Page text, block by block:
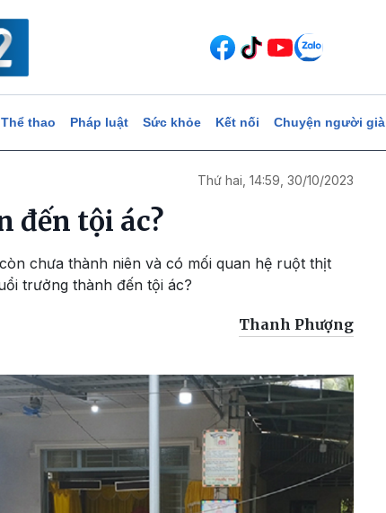
Thể thao Pháp luật Sức khỏe Kết nối Chuyện người già
Thứ hai, 14:59, 30/10/2023
đến tội ác?
chưa thành niên và có mối quan hệ ruột thịt
trưởng thành đến tội ác?
Thanh Phượng